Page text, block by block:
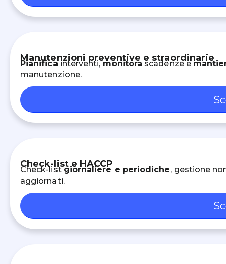
Manutenzioni preventive e straordinarie
Pianificainterventi,monitora scadenze e
manutenzione.
Check-list e HACCP
Check-listgiornaliere e periodiche, gestione
aggiornati.